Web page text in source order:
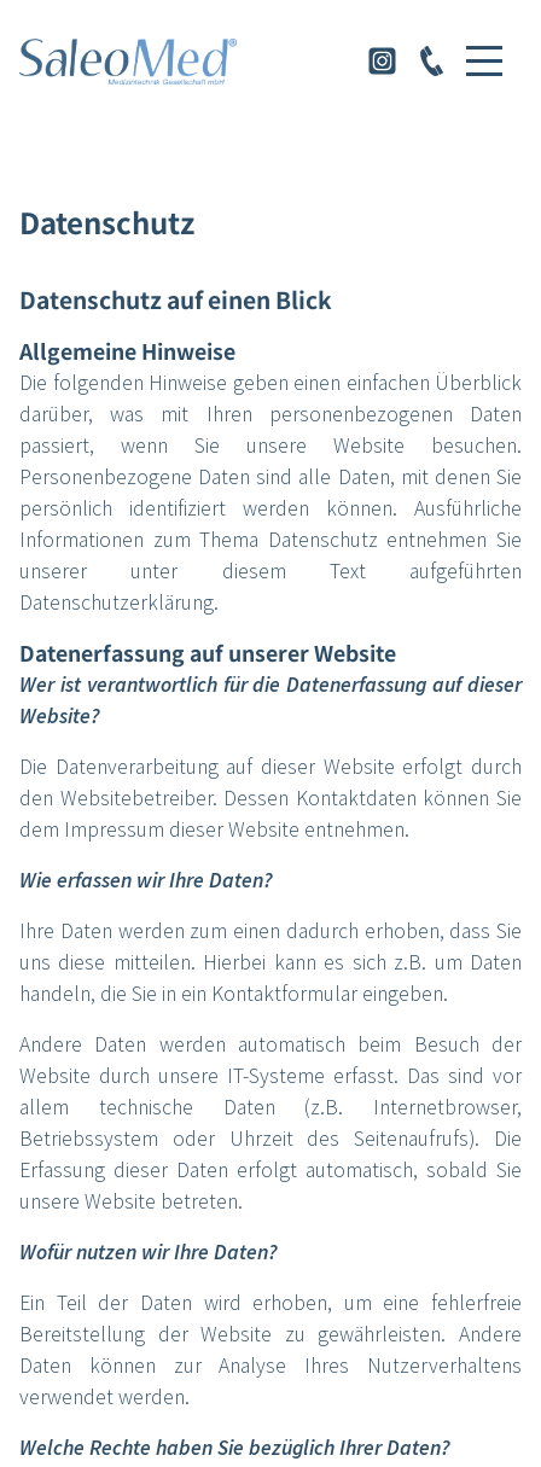
Datenschutz
Datenschutz auf einen Blick
Allgemeine Hinweise
Die folgenden Hinweise geben einen einfachen Überblick
darüber, was mit Ihren personenbezogenen Daten
passiert, wenn Sie unsere Website besuchen.
Personenbezogene Daten sind alle Daten, mit denen Sie
persönlich identifiziert werden können. Ausführliche
Informationen zum Thema Datenschutz entnehmen Sie
unserer unter diesem Text aufgeführten
Datenschutzerklärung.
Datenerfassung auf unserer Website
Wer ist verantwortlich für die Datenerfassung auf dieser
Website?
Die Datenverarbeitung auf dieser Website erfolgt durch
den Websitebetreiber. Dessen Kontaktdaten können Sie
dem Impressum dieser Website entnehmen.
Wie erfassen wir Ihre Daten?
Ihre Daten werden zum einen dadurch erhoben, dass Sie
uns diese mitteilen. Hierbei kann es sich z.B. um Daten
handeln, die Sie in ein Kontaktformular eingeben.
Andere Daten werden automatisch beim Besuch der
Website durch unsere IT-Systeme erfasst. Das sind vor
allem technische Daten (z.B. Internetbrowser,
Betriebssystem oder Uhrzeit des Seitenaufrufs). Die
Erfassung dieser Daten erfolgt automatisch, sobald Sie
unsere Website betreten.
Wofür nutzen wir Ihre Daten?
Ein Teil der Daten wird erhoben, um eine fehlerfreie
Bereitstellung der Website zu gewährleisten. Andere
Daten können zur Analyse Ihres Nutzerverhaltens
verwendet werden.
Welche Rechte haben Sie bezüglich Ihrer Daten?